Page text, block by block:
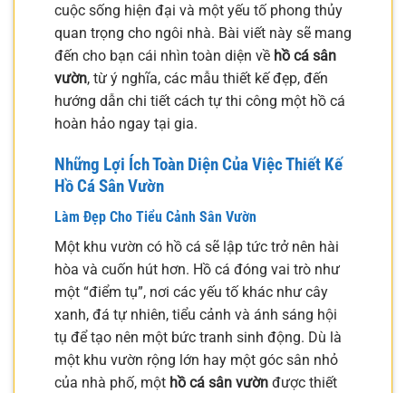
cuộc sống hiện đại và một yếu tố phong thủy
quan trọng cho ngôi nhà. Bài viết này sẽ mang
đến cho bạn cái nhìn toàn diện về hồ cá sân
vườn, từ ý nghĩa, các mẫu thiết kế đẹp, đến
hướng dẫn chi tiết cách tự thi công một hồ cá
hoàn hảo ngay tại gia.
Những Lợi Ích Toàn Diện Của Việc Thiết Kế
Hồ Cá Sân Vườn
Làm Đẹp Cho Tiểu Cảnh Sân Vườn
Một khu vườn có hồ cá sẽ lập tức trở nên hài
hòa và cuốn hút hơn. Hồ cá đóng vai trò như
một “điểm tụ”, nơi các yếu tố khác như cây
xanh, đá tự nhiên, tiểu cảnh và ánh sáng hội
tụ để tạo nên một bức tranh sinh động. Dù là
một khu vườn rộng lớn hay một góc sân nhỏ
của nhà phố, một hồ cá sân vườn được thiết